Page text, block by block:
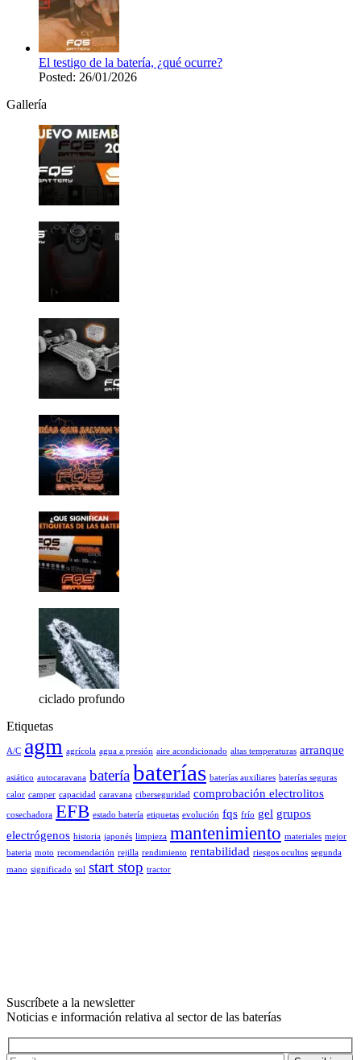
El testigo de la batería, ¿qué ocurre?
Posted: 26/01/2026
Gallería
ciclado profundo
Etiquetas
A/C agm agrícola agua a presión aire acondicionado altas temperaturas arranque
asiático autocaravana bateríabaterías baterías auxiliares baterías seguras
calor camper capacidad caravana ciberseguridad comprobación electrolitos
cosechadora EFB estado batería etiquetas evolución fqs frío gel grupos
electrógenos historia japonés limpieza mantenimiento materiales mejor
bateria moto recomendación rejilla rendimiento rentabilidad riesgos ocultos segunda
mano significado sol start stop tractor
Suscríbete a la newsletter
Noticias e información relativa al sector de las baterías